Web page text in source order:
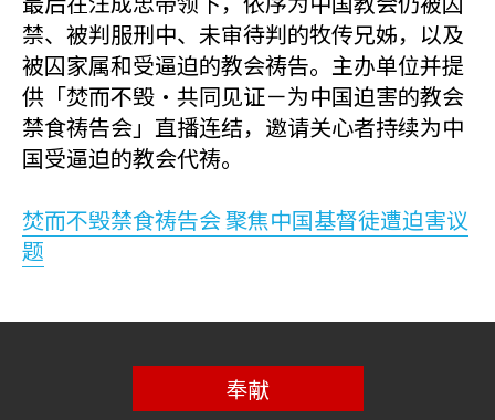
禁、被判服刑中、未审待判的牧传兄姊，以及
被囚家属和受逼迫的教会祷告。主办单位并提
供「焚而不毁・共同见证－为中国迫害的教会
禁食祷告会」直播连结，邀请关心者持续为中
国受逼迫的教会代祷。
焚而不毁禁食祷告会 聚焦中国基督徒遭迫害议
题
奉献